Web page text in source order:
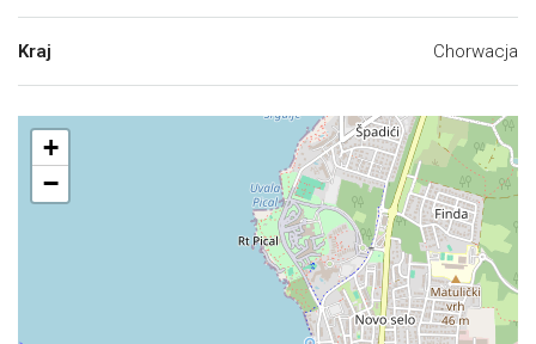
Kraj Chorwacja
+
−